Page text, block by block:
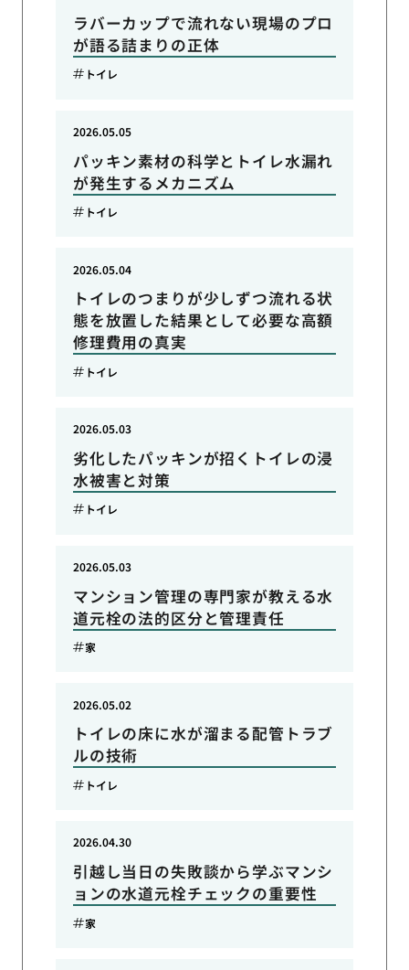
ラバーカップで流れない現場のプロ
が語る詰まりの正体
トイレ
パッキン素材の科学とトイレ水漏れ
が発生するメカニズム
2026.05.05
トイレ
トイレのつまりが少しずつ流れる状
態を放置した結果として必要な高額
修理費用の真実
2026.05.04
トイレ
劣化したパッキンが招くトイレの浸
水被害と対策
2026.05.03
トイレ
マンション管理の専門家が教える水
道元栓の法的区分と管理責任
2026.05.03
家
トイレの床に水が溜まる配管トラブ
ルの技術
2026.05.02
トイレ
引越し当日の失敗談から学ぶマンシ
ョンの水道元栓チェックの重要性
2026.04.30
家